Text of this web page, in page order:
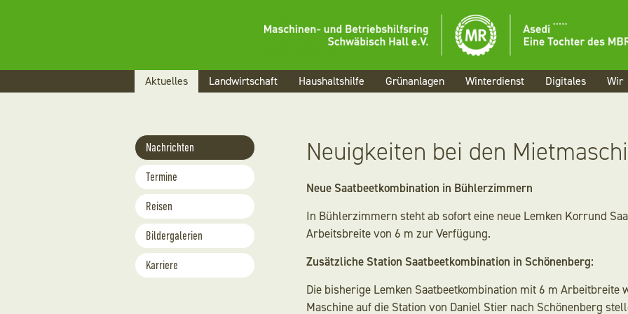
überspringen
Aktuelles Landwirtschaft Haushaltshilfe Grünanlagen Winterdienst Digitales Wir
Neuigkeiten bei den
Neue Saatbeetkombination in Bühlerzimmern
In Bühlerzimmern steht ab sofort eine neue Lemken Korrund
Arbeitsbreite von 6 m zur Verfügung.
Zusätzliche Station Saatbeetkombination in Schönenberg:
Die bisherige Lemken Saatbeetkombination mit 6 m Arbeitbreite
Maschine auf die Station von Daniel Stier nach Schönenberg
Navigation
überspringen
Nachrichten
Termine
Reisen
Bildergalerien
Karriere
Aktuelles